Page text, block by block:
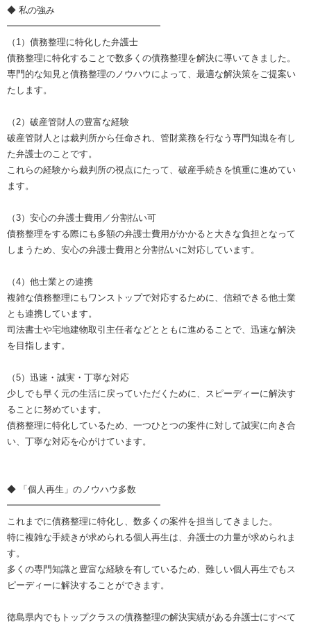
◆ 私の強み
━━━━━━━━━━━━━━━━━
（1）債務整理に特化した弁護士
債務整理に特化することで数多くの債務整理を解決に導いてきました。
専門的な知見と債務整理のノウハウによって、最適な解決策をご提案い
たします。
（2）破産管財人の豊富な経験
破産管財人とは裁判所から任命され、管財業務を行なう専門知識を有し
た弁護士のことです。
これらの経験から裁判所の視点にたって、破産手続きを慎重に進めてい
ます。
（3）安心の弁護士費用／分割払い可
債務整理をする際にも多額の弁護士費用がかかると大きな負担となって
しまうため、安心の弁護士費用と分割払いに対応しています。
（4）他士業との連携
複雑な債務整理にもワンストップで対応するために、信頼できる他士業
とも連携しています。
司法書士や宅地建物取引主任者などとともに進めることで、迅速な解決
を目指します。
（5）迅速・誠実・丁寧な対応
少しでも早く元の生活に戻っていただくために、スピーディーに解決す
ることに努めています。
債務整理に特化しているため、一つひとつの案件に対して誠実に向き合
い、丁寧な対応を心がけています。
◆ 「個人再生」のノウハウ多数
━━━━━━━━━━━━━━━━━
これまでに債務整理に特化し、数多くの案件を担当してきました。
特に複雑な手続きが求められる個人再生は、弁護士の力量が求められま
す。
多くの専門知識と豊富な経験を有しているため、難しい個人再生でもス
ピーディーに解決することができます。
徳島県内でもトップクラスの債務整理の解決実績がある弁護士にすべて